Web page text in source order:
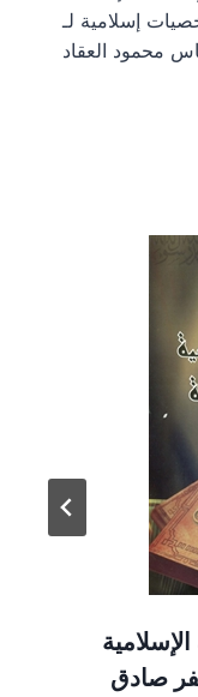
إسلامية لـ
محمود العقاد
صادق